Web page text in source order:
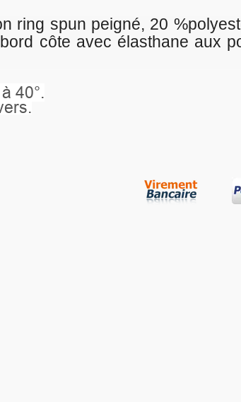
capuche doublée
aux poignets et à la base,